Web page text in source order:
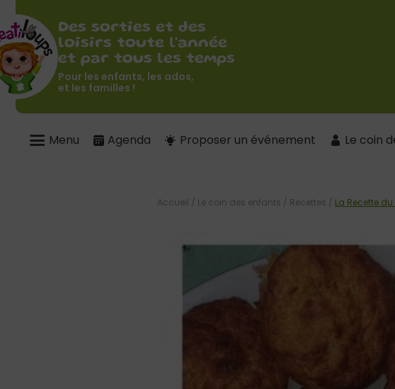
Des sorties et des
loisirs toute l'année
et par tous les temps
Pour les enfants, les ados,
et les familles !
Menu Agenda Proposer un événement Le coin
Accueil / Le coin des enfants / Recettes / La Recette